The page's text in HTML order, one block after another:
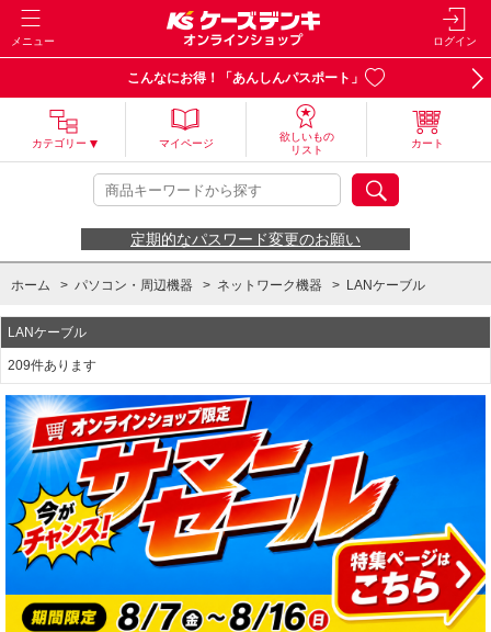
メニュー ログイン
こんなにお得！「あんしんパスポート」
カテゴリー マイページ
欲しいもの
リスト
カート
定期的なパスワード変更のお願い
ホーム > パソコン・周辺機器 > ネットワーク機器 > LANケーブル
LANケーブル
209件あります